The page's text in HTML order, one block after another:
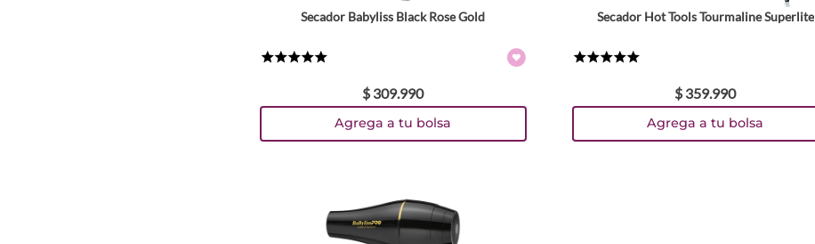
Secador Babyliss Black Rose Gold
$ 309.990
Agrega a tu bolsa
Secador Hot Tools Tourmaline Superlite
$ 359.990
Agrega a tu bolsa